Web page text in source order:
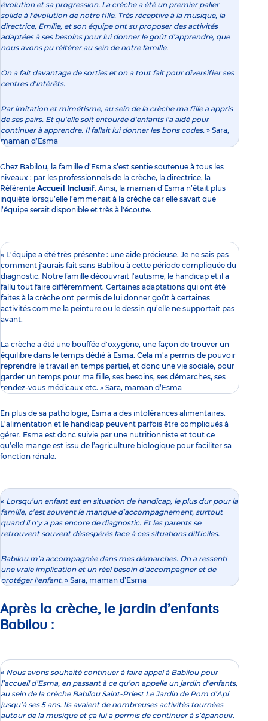
évolution et sa progression. La crèche a été un premier palier
solide à l’évolution de notre fille. Très réceptive à la musique, la
directrice, Emilie, et son équipe ont su proposer des activités
adaptées à ses besoins pour lui donner le goût d’apprendre, que
nous avons pu réitérer au sein de notre famille.
On a fait davantage de sorties et on a tout fait pour diversifier ses
centres d'intérêts.
Par imitation et mimétisme, au sein de la crèche ma fille a appris
de ses pairs. Et qu'elle soit entourée d'enfants l’a aidé pour
continuer à apprendre. Il fallait lui donner les bons codes. » Sara,
maman d’Esma
Chez Babilou, la famille d’Esma s’est sentie soutenue à tous les
niveaux : par les professionnels de la crèche, la directrice, la
Référente Accueil Inclusif. Ainsi, la maman d’Esma n’était plus
inquiète lorsqu’elle l’emmenait à la crèche car elle savait que
l’équipe serait disponible et très à l'écoute.
« L'équipe a été très présente : une aide précieuse. Je ne sais pas
comment j'aurais fait sans Babilou à cette période compliquée du
diagnostic. Notre famille découvrait l'autisme, le handicap et il a
fallu tout faire différemment. Certaines adaptations qui ont été
faites à la crèche ont permis de lui donner goût à certaines
activités comme la peinture ou le dessin qu’elle ne supportait pas
avant.
La crèche a été une bouffée d'oxygène, une façon de trouver un
équilibre dans le temps dédié à Esma. Cela m'a permis de pouvoir
reprendre le travail en temps partiel, et donc une vie sociale, pour
garder un temps pour ma fille, ses besoins, ses démarches, ses
rendez-vous médicaux etc. » Sara, maman d’Esma
En plus de sa pathologie, Esma a des intolérances alimentaires.
L'alimentation et le handicap peuvent parfois être compliqués à
gérer. Esma est donc suivie par une nutritionniste et tout ce
qu’elle mange est issu de l’agriculture biologique pour faciliter sa
fonction rénale.
« Lorsqu’un enfant est en situation de handicap, le plus dur pour la
famille, c’est souvent le manque d’accompagnement, surtout
quand il n'y a pas encore de diagnostic. Et les parents se
retrouvent souvent désespérés face à ces situations difficiles.
Babilou m’a accompagnée dans mes démarches. On a ressenti
une vraie implication et un réel besoin d'accompagner et de
protéger l'enfant. » Sara, maman d’Esma
Après la crèche, le jardin d’enfants
Babilou :
« Nous avons souhaité continuer à faire appel à Babilou pour
l’accueil d’Esma, en passant à ce qu’on appelle un jardin d’enfants,
au sein de la crèche Babilou Saint-Priest Le Jardin de Pom d’Api
jusqu’à ses 5 ans. Ils avaient de nombreuses activités tournées
autour de la musique et ça lui a permis de continuer à s’épanouir.